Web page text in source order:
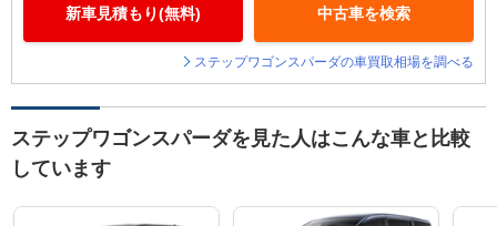
新車見積もり(無料) 中古車を検索
ステップワゴンスパーダの車買取相場を調べる
ステップワゴンスパーダを見た人はこんな車と比較
しています